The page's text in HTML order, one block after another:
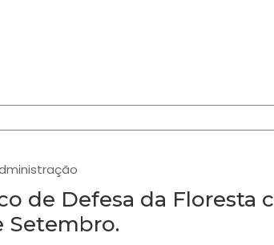
de Defesa da Floresta
Setembro.